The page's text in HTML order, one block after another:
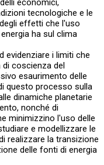
economici,
tecnologiche e le
effetti che l'uso
ha sul clima
evidenziare i limiti che
coscienza del
esaurimento delle
questo processo sulla
dinamiche planetarie
nonché di
minimizzino l'uso delle
e modellizzare le
realizzare la transizione
delle fonti di energia